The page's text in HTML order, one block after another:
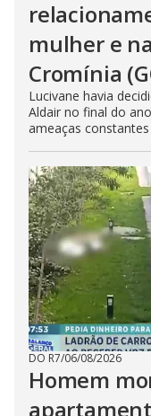
mulher e
Cromínia
Lucivane havia
Aldair no final do
ameaças
DO R7/06/08/2026
Homem